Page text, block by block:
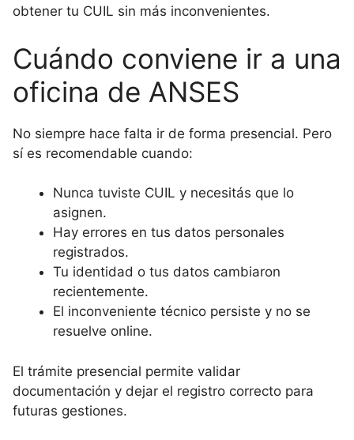
obtener tu CUIL sin más inconvenientes.
Cuándo conviene ir a una
oficina de ANSES
No siempre hace falta ir de forma presencial. Pero
sí es recomendable cuando:
Nunca tuviste CUIL y necesitás que lo
asignen.
Hay errores en tus datos personales
registrados.
Tu identidad o tus datos cambiaron
recientemente.
El inconveniente técnico persiste y no se
resuelve online.
El trámite presencial permite validar
documentación y dejar el registro correcto para
futuras gestiones.